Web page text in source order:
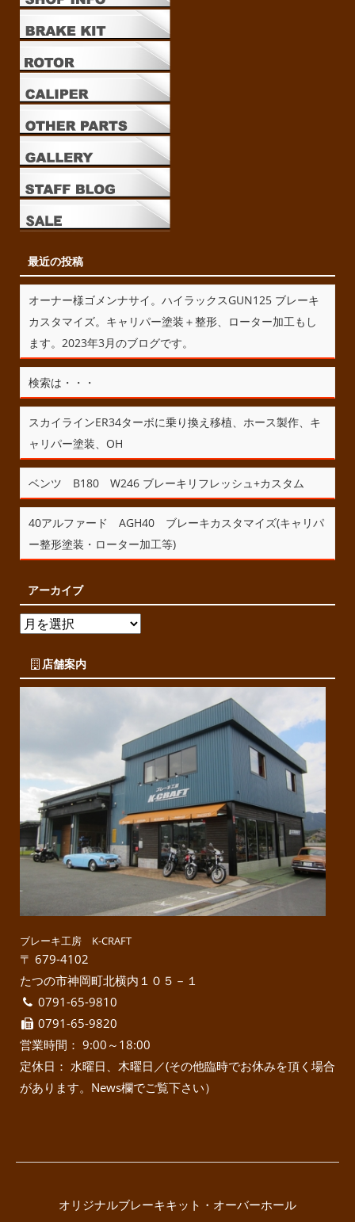
最近の投稿
オーナー様ゴメンナサイ。ハイラックスGUN125 ブレーキ
カスタマイズ。キャリパー塗装＋整形、ローター加工もし
ます。2023年3月のブログです。
検索は・・・
スカイラインER34ターボに乗り換え移植、ホース製作、キ
ャリパー塗装、OH
ベンツ B180 W246 ブレーキリフレッシュ+カスタム
40アルファード AGH40 ブレーキカスタマイズ(キャリパ
ー整形塗装・ローター加工等)
アーカイブ
店舗案内
ブレーキ工房 K-CRAFT
〒 679-4102
たつの市神岡町北横内１０５－１
0791-65-9810
0791-65-9820
営業時間： 9:00～18:00
定休日： 水曜日、木曜日／(その他臨時でお休みを頂く場合
があります。News欄でご覧下さい）
オリジナルブレーキキット・オーバーホール